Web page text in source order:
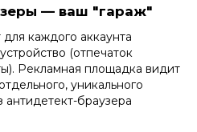
— ваш "гараж"
каждого аккаунта
(отпечаток
Рекламная площадка видит
уникального
антидетект-браузера